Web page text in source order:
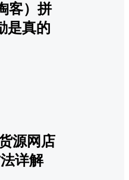
客）拼
是真的
源网店
详解